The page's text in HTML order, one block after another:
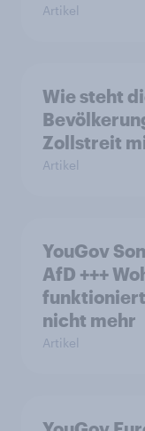
Artikel
Wie steht
Zollstreit
Artikel
YouGov
AfD +++
nicht mehr
Artikel